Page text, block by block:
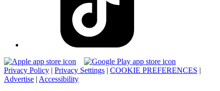
Privacy Policy | Privacy Settings | COOKIE PREFERENCES |
Advertise | Accessibility